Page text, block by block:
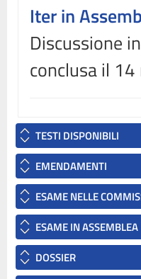
Iter in
Discussione
conclusa il
TESTI DISPONIBILI
EMENDAMENTI
ESAME NELLE
ESAME IN ASSEMBLEA
DOSSIER